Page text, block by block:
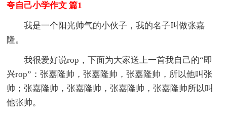
夸自己小学作文 篇1
我是一个阳光帅气的小伙子，我的名子叫做张嘉
隆。
我很爱好说rop，下面为大家送上一首我自己的“即
兴rop”：张嘉隆帅，张嘉隆帅，张嘉隆帅，所以他叫张
帅；张嘉隆帅，张嘉隆帅，张嘉隆帅，张嘉隆帅所以叫
他张帅。